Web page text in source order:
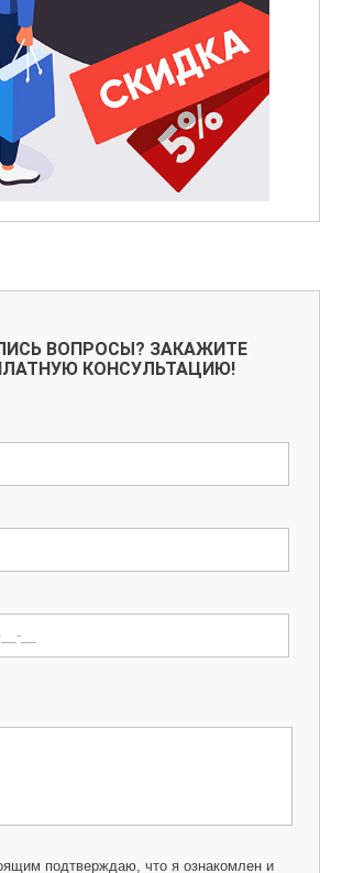
ВОПРОСЫ? ЗАКАЖИТЕ
КОНСУЛЬТАЦИЮ!
подтверждаю, что я ознакомлен и